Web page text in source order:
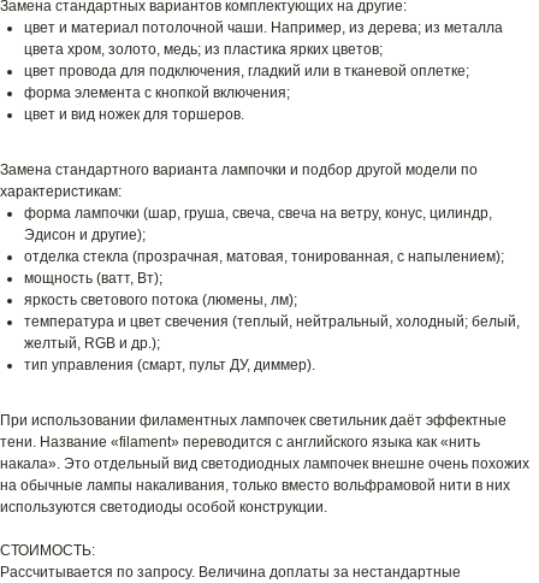
Замена стандартных вариантов комплектующих на другие:
цвет и материал потолочной чаши. Например, из дерева; из металла
цвета хром, золото, медь; из пластика ярких цветов;
цвет провода для подключения, гладкий или в тканевой оплетке;
форма элемента с кнопкой включения;
цвет и вид ножек для торшеров.
Замена стандартного варианта лампочки и подбор другой модели по
характеристикам:
форма лампочки (шар, груша, свеча, свеча на ветру, конус, цилиндр,
Эдисон и другие);
отделка стекла (прозрачная, матовая, тонированная, с напылением);
мощность (ватт, Вт);
яркость светового потока (люмены, лм);
температура и цвет свечения (теплый, нейтральный, холодный; белый,
желтый, RGB и др.);
тип управления (смарт, пульт ДУ, диммер).
При использовании филаментных лампочек светильник даёт эффектные
тени. Название «filament» переводится с английского языка как «нить
накала». Это отдельный вид светодиодных лампочек внешне очень похожих
на обычные лампы накаливания, только вместо вольфрамовой нити в них
используются светодиоды особой конструкции.
СТОИМОСТЬ:
Рассчитывается по запросу. Величина доплаты за нестандартные